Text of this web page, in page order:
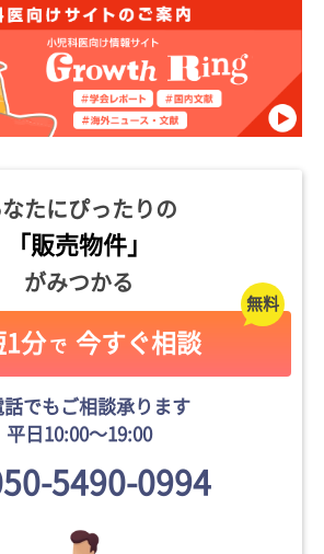
なたにぴったりの
「販売物件」
がみつかる
1分 で 今すぐ相談
話でもご相談承ります
平日10:00〜19:00
5490-0994